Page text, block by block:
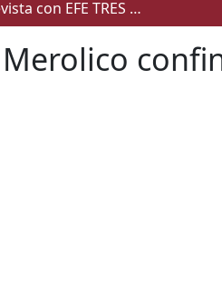
Entrevista con EFE TRES Teatro: El Merolico confinado
Merolico